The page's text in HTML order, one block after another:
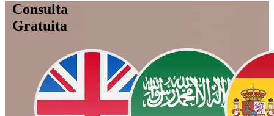
Consulta
Gratuita